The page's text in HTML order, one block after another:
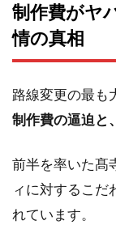
制作費がヤ
情の真相
路線変更の最も
制作費の逼迫と
前半を率いた髙
ィに対するこだ
れています。